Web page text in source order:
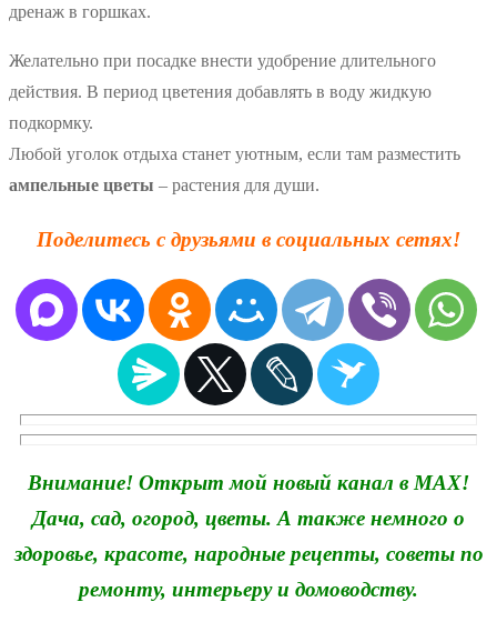
дренаж в горшках.
Желательно при посадке внести удобрение длительного
действия. В период цветения добавлять в воду жидкую
подкормку.
Любой уголок отдыха станет уютным, если там разместить
ампельные цветы – растения для души.
Поделитесь с друзьями в социальных сетях!
Внимание! Открыт мой новый канал в MAX!
Дача, сад, огород, цветы. А также немного о
здоровье, красоте, народные рецепты, советы по
ремонту, интерьеру и домоводству.